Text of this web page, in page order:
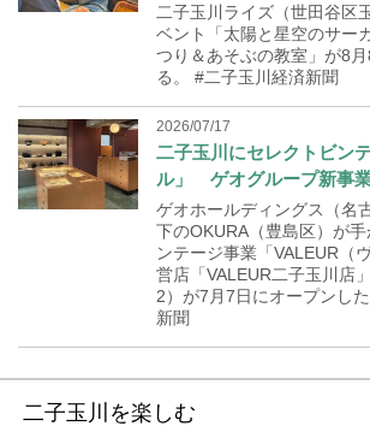
二子玉川ライズ（世田谷区
ベント「太陽と星空のサー
つり＆あそぶの教室」が8
る。 #二子玉川経済新聞
2026/07/17
二子玉川にセレクトビン
ル」 ゲオグループ新事
ゲオホールディングス（名
下のOKURA（豊島区）が
ンテージ事業「VALEUR（
営店「VALEUR二子玉川店
2）が7月7日にオープンし
新聞
二子玉川を楽しむ